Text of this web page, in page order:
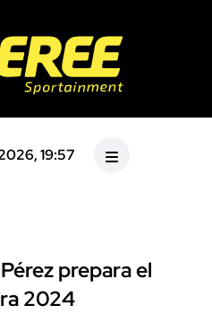
19:57
prepara el
2024